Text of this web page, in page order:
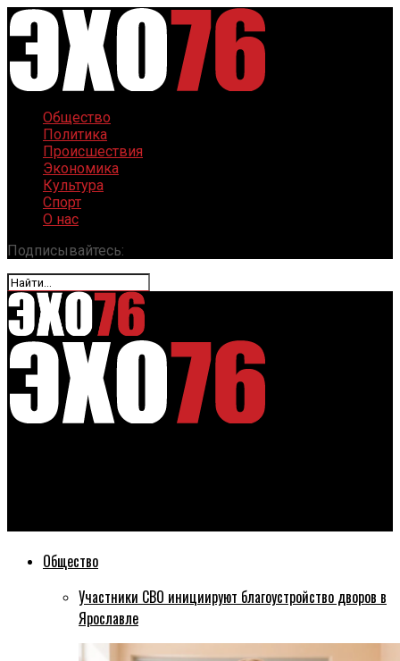
Общество
Политика
Происшествия
Экономика
Культура
Спорт
О нас
Подписывайтесь:
Общество
Участники СВО инициируют благоустройство дворов в
Ярославле